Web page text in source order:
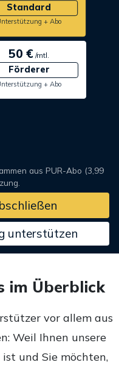
Standard
+ Abo
50 € /mtl.
Förderer
+ Abo
aus PUR-Abo (3,99
unterstützen
im Überblick
vor allem aus
Weil Ihnen unsere
und Sie möchten,